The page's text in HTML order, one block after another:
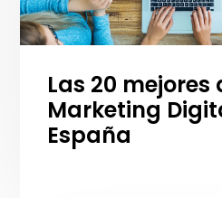
Las 20
Marketing
España